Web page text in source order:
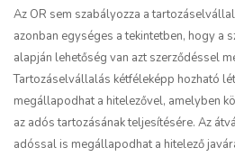
Az OR sem szabályozza a
azonban egységes a tekintetben, hogy a
alapján lehetőség van azt szerződéssel
Tartozáselvállalás kétféleképp hozható
megállapodhat a hitelezővel, amelyben
az adós tartozásának teljesítésére. Az
adóssal is megállapodhat a hitelező